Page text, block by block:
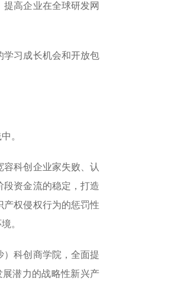
高企业在全球研发网
学习成长机会和开放包
。
科创企业家失败、认
段资金流的稳定，打造
权侵权行为的惩罚性
。
科创商学院，全面提
潜力的战略性新兴产